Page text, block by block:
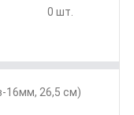
0 шт.
16мм, 26,5 см)